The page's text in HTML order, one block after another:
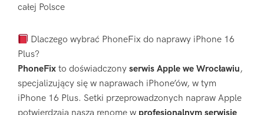
całej Polsce
Dlaczego wybrać PhoneFix do naprawy iPhone 16
Plus?
PhoneFix to doświadczony serwis Apple we Wrocławiu,
specjalizujący się w naprawach iPhone’ów, w tym
iPhone 16 Plus. Setki przeprowadzonych napraw Apple